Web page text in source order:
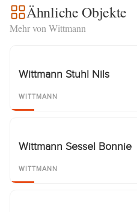
Ähnliche Objekte
Mehr von Wittmann
Wittmann Stuhl Nils
WITTMANN
Wittmann Sessel Bonnie
WITTMANN